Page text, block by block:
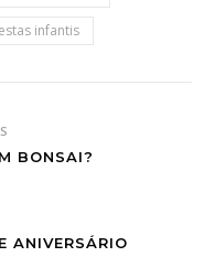
infantis
BONSAI?
ANIVERSÁRIO